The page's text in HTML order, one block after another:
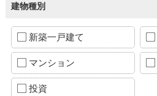
建物種別
新築一戸建て
マンション
投資